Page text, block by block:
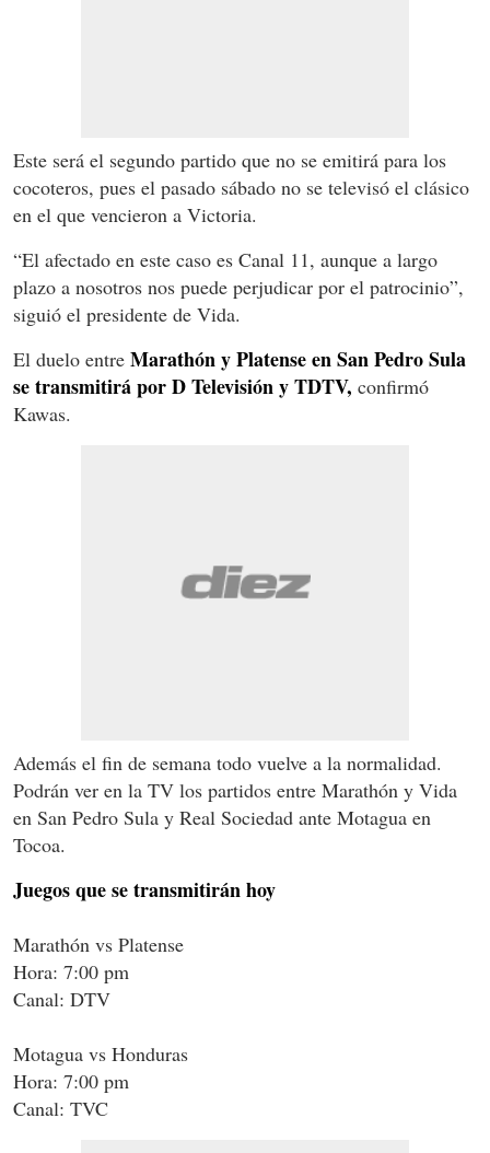
Este será el segundo partido que no se emitirá para los
cocoteros, pues el pasado sábado no se televisó el clásico
en el que vencieron a Victoria.
“El afectado en este caso es Canal 11, aunque a largo
plazo a nosotros nos puede perjudicar por el patrocinio”,
siguió el presidente de Vida.
El duelo entre Marathón y Platense en San Pedro Sula
se transmitirá por D Televisión y TDTV, confirmó
Kawas.
Además el fin de semana todo vuelve a la normalidad.
Podrán ver en la TV los partidos entre Marathón y Vida
en San Pedro Sula y Real Sociedad ante Motagua en
Tocoa.
Juegos que se transmitirán hoy
Marathón vs Platense
Hora: 7:00 pm
Canal: DTV
Motagua vs Honduras
Hora: 7:00 pm
Canal: TVC